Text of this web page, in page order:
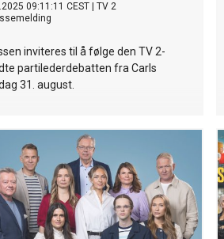
09:11:11 CEST
TV 2
inviteres til å følge den TV 2-
partilederdebatten fra Carls
31. august.